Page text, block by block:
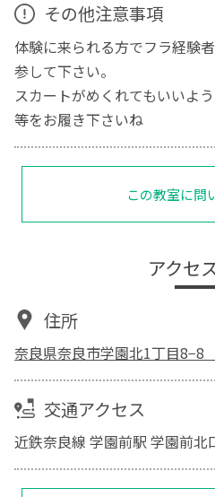
その他注意事項
体験に来られる方でフラ経験
参して下さい。
スカートがめくれてもいいよ
等をお履き下さいね
この教室に問
アクセ
住所
奈良県奈良市学園北1丁目
交通アクセス
近鉄奈良線 学園前駅 学園前北